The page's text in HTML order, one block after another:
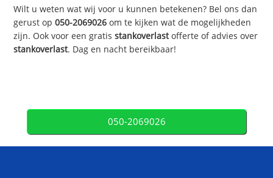
Wilt u weten wat wij voor u kunnen betekenen? Bel ons dan
gerust op050-2069026 om te kijken wat de mogelijkheden
zijn. Ook voor een gratisstankoverlastofferte of advies over
stankoverlast. Dag en nacht bereikbaar!
050-2069026